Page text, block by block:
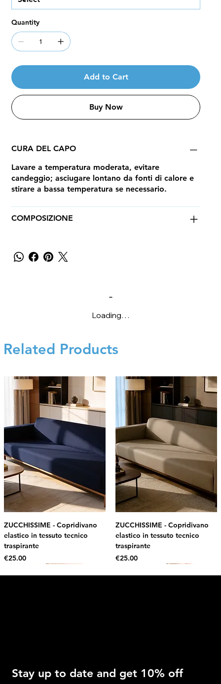
Quantity
Add to Cart
Buy Now
CURA DEL CAPO
Lavare a temperatura moderata, evitare
candeggio; asciugare lontano da fonti di calore e
stirare a bassa temperatura se necessario.
COMPOSIZIONE
Loading…
Related Products
ZUCCHISSIME - Copridivano
elastico in tessuto tecnico
traspirante
Price
€25.00
ZUCCHISSIME - Copridivano
elastico in tessuto tecnico
traspirante
Price
€25.00
Stay up to date and get 10% off